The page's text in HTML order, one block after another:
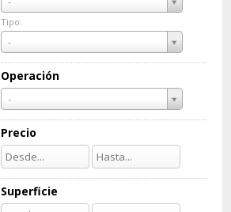
Tipo:
-
Tipo:
Operación
-
Precio
Superficie